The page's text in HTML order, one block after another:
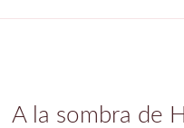
A la sombra de